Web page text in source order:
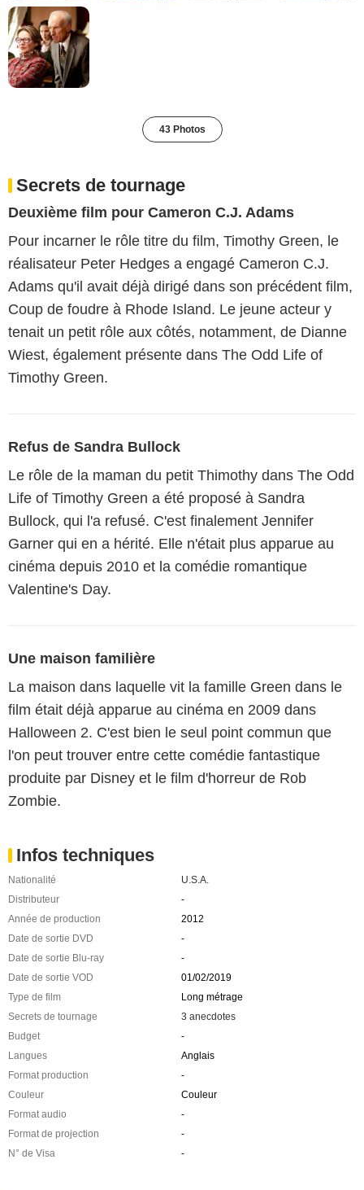
43 Photos
Secrets de tournage
Deuxième film pour Cameron C.J. Adams
Pour incarner le rôle titre du film, Timothy Green, le
réalisateur Peter Hedges a engagé Cameron C.J.
Adams qu'il avait déjà dirigé dans son précédent film,
Coup de foudre à Rhode Island. Le jeune acteur y
tenait un petit rôle aux côtés, notamment, de Dianne
Wiest, également présente dans The Odd Life of
Timothy Green.
Refus de Sandra Bullock
Le rôle de la maman du petit Thimothy dans The Odd
Life of Timothy Green a été proposé à Sandra
Bullock, qui l'a refusé. C'est finalement Jennifer
Garner qui en a hérité. Elle n'était plus apparue au
cinéma depuis 2010 et la comédie romantique
Valentine's Day.
Une maison familière
La maison dans laquelle vit la famille Green dans le
film était déjà apparue au cinéma en 2009 dans
Halloween 2. C'est bien le seul point commun que
l'on peut trouver entre cette comédie fantastique
produite par Disney et le film d'horreur de Rob
Zombie.
Infos techniques
Nationalité
U.S.A.
Distributeur
-
Année de production
2012
Date de sortie DVD
-
Date de sortie Blu-ray
-
Date de sortie VOD
01/02/2019
Type de film
Long métrage
Secrets de tournage
3 anecdotes
Budget
-
Langues
Anglais
Format production
-
Couleur
Couleur
Format audio
-
Format de projection
-
N° de Visa
-